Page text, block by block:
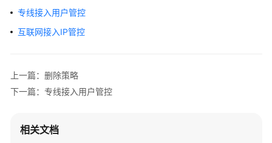
务
产
绍
专线接入用户管控
互联网接入IP管控
上一篇：删除策略
下一篇：专线接入用户管控
相关文档